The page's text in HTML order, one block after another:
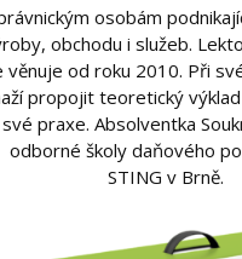
osobám
obchodu i služeb.
věnuje od roku 2010. Při
propojit teoretický
své praxe. Absolventka
odborné školy daňového
STING v Brně.